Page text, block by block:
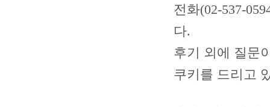
전화(02-537-
다.
후기 외에 질문
쿠키를 드리고